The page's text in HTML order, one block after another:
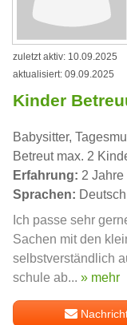
zuletzt aktiv: 10.09.2025
aktualisiert: 09.09.2025
Kinder
Babysitter,
Betreut max. 2
Erfahrung: 2
Sprachen:
Ich passe sehr
Sachen mit den
selbstverständlich
schule ab... » mehr